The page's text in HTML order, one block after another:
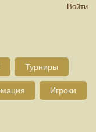
Войти
Турниры
Игроки